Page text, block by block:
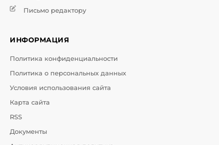
Письмо редактору
ИНФОРМАЦИЯ
Политика конфиденциальности
Политика о персональных данных
Условия использования сайта
Карта сайта
RSS
Документы